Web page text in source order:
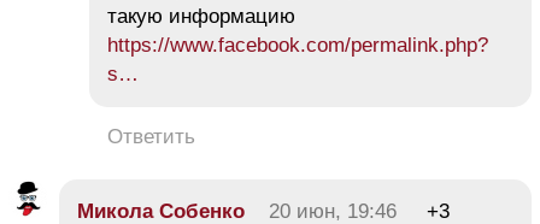
такую информацию
https://www.facebook.com/permalink.php?
s…
Ответить
Микола Собенко 20 июн, 19:46
+3